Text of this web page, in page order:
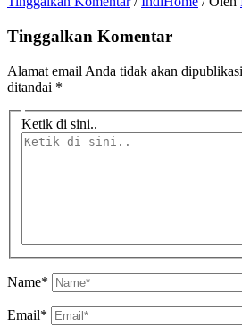
Tinggalkan Komentar
Alamat email Anda tidak akan
ditandai *
Ketik di sini..
Name*
Email*